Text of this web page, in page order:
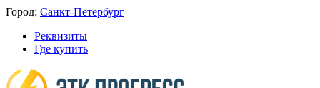
Город: Санкт-Петербург
Реквизиты
Где купить